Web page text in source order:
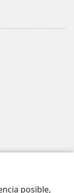
posible,